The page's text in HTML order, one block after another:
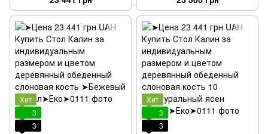
7
обеденный белый var 2
Хит
3
3
Хит
3
3